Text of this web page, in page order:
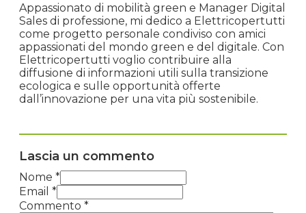
Appassionato di mobilità green e Manager Digital
Sales di professione, mi dedico a Elettricopertutti
come progetto personale condiviso con amici
appassionati del mondo green e del digitale. Con
Elettricopertutti voglio contribuire alla
diffusione di informazioni utili sulla transizione
ecologica e sulle opportunità offerte
dall’innovazione per una vita più sostenibile.
Lascia un commento
Nome *
Email *
Commento *